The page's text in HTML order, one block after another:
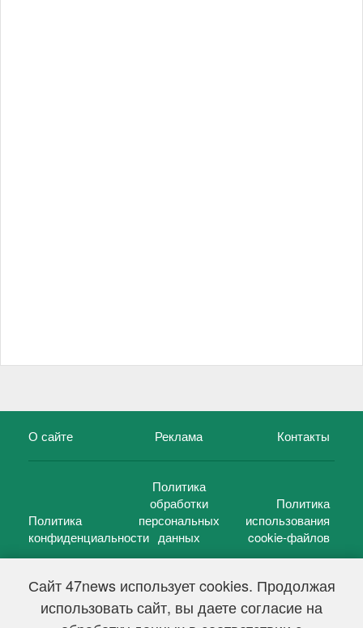
Сайт 47news использует cookies. Продолжая
использовать сайт, вы даете согласие на
О сайте Реклама Контакты
Политика
конфиденциальности
Политика
обработки
персональных
данных
Политика
использования
cookie-файлов
47 новостей (47 news)2005 — 2026 г.